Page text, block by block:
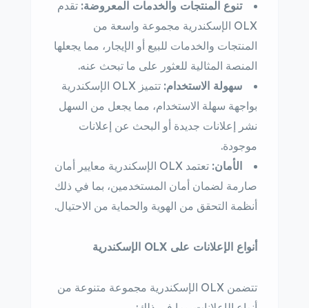
تنوع المنتجات والخدمات المعروضة: تقدم
OLX الإسكندرية مجموعة واسعة من
المنتجات والخدمات للبيع أو الإيجار، مما يجعلها
المنصة المثالية للعثور على ما تبحث عنه.
سهولة الاستخدام:
تتميز OLX الإسكندرية
بواجهة سهلة الاستخدام، مما يجعل من السهل
نشر إعلانات جديدة أو البحث عن إعلانات
موجودة.
الأمان:
تعتمد OLX الإسكندرية معايير أمان
صارمة لضمان أمان المستخدمين، بما في ذلك
أنظمة التحقق من الهوية والحماية من الاحتيال.
أنواع الإعلانات على OLX الإسكندرية
تتضمن OLX الإسكندرية مجموعة متنوعة من